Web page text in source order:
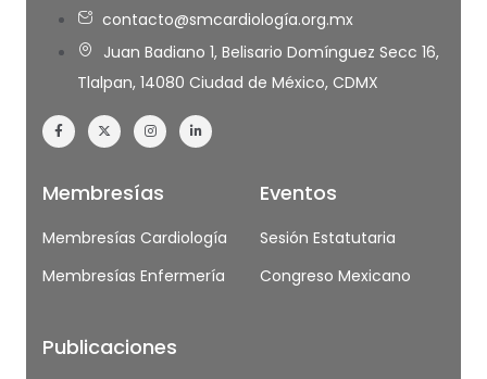
contacto@smcardiología.org.mx
Juan Badiano 1, Belisario Domínguez Secc 16,
Tlalpan, 14080 Ciudad de México, CDMX
Membresías
Membresías Cardiología
Membresías Enfermería
Publicaciones
Eventos
Sesión Estatutaria
Congreso Mexicano